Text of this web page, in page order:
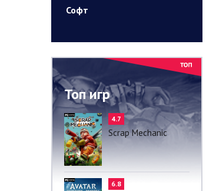
Софт
Топ игр
4.7
Scrap Mechanic
6.8